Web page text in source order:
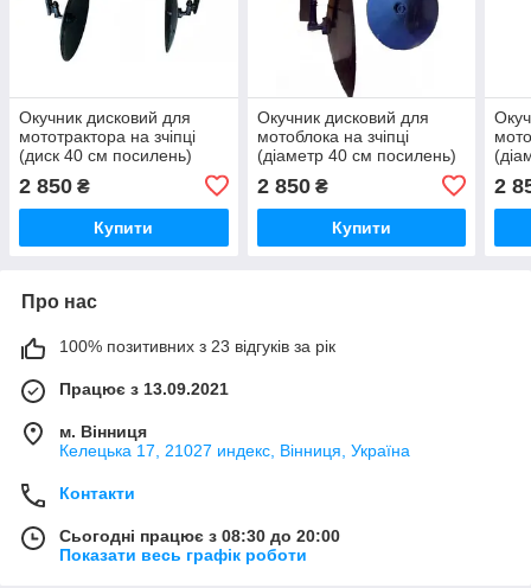
Окучник дисковий для
мототрактора на зчіпці
(диск 40 см посилень)
2 850 ₴
Купити
Окучник дисковий для
мотоблока на зчіпці
(діаметр 40 см посилень)
2 850₴
Купити
2
Про нас
100% позитивних з 23 відгуків за рік
Працює з 13.09.2021
м. Вінниця
Келецька 17, 21027 индекс, Вінниця, Україна
Контакти
Сьогодні працює з 08:30 до 20:00
Показати весь графік роботи